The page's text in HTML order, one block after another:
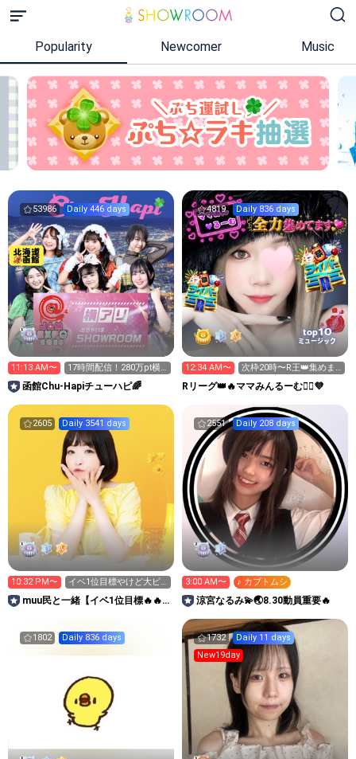
Popularity Newcomer Music
53986 Daily 446 days
11:13 AM〜
17時間配信！280万pt横
アリへGO‼️
函館Chu-Hapiチューハピ🌈
4819 Daily 836 days
top10
ミュージック
12:34 AM〜
次枠20時〜R王👑集めま
す🙋‍♀️
Rリーグ👑🔥ママみんるーむ💁‍♀️💜
2605 Daily 3541 days
10:32 PM〜
イベ1位目標やけど大ピ
ンチ😭🔥ゆきさん︎💕︎
muu民と一緒【イベ1位目標🔥🔥
2551 Daily 208 days
3:00 AM〜 ♪ カブトムシ
涼宮なるみ💫🌏8.30動員重要🔥
1802 Daily 836 days 1732
Daily 11 days
New19day